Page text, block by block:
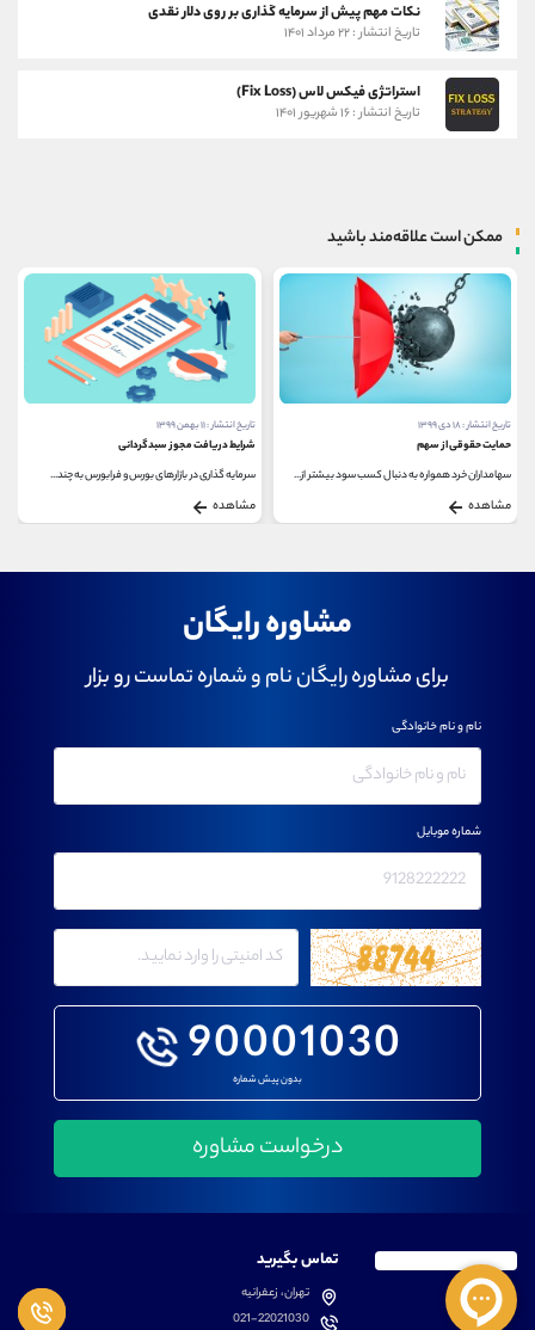
نکات مهم پیش از سرمایه گذاری بر روی دلار نقدی
تاریخ انتشار : ۲۲ مرداد ۱۴۰۱
استراتژی فیکس لاس (Fix Loss)
تاریخ انتشار : ۱۶ شهریور ۱۴۰۱
ممکن است علاقه‌مند باشید
تاریخ انتشار : ۱۸ دی ۱۳۹۹
حمایت حقوقی از سهم
سهامداران خرد همواره به دنبال کسب سود بیشتر از...
مشاهده
تاریخ انتشار : ۱۱ بهمن ۱۳۹۹
شرایط دریافت مجوز سبدگردانی
سرمایه گذاری در بازارهای بورس و فرابورس به چند...
مشاهده
مشاوره رایگان
برای مشاوره رایگان نام و شماره تماست رو بزار
90001030
بدون پیش شماره
نام و نام خانوادگی
شماره موبایل
تماس بگیرید
تهران، زعفرانیه
021-22021030